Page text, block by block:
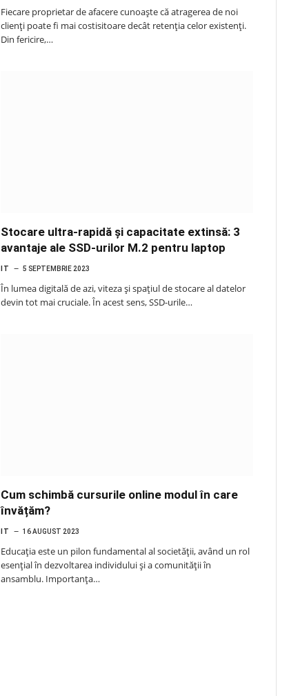
Fiecare proprietar de afacere cunoaște că atragerea de noi
clienți poate fi mai costisitoare decât retenția celor existenți.
Din fericire,…
Stocare ultra-rapidă și capacitate extinsă: 3
avantaje ale SSD-urilor M.2 pentru laptop
IT 5 SEPTEMBRIE 2023
În lumea digitală de azi, viteza și spațiul de stocare al datelor
devin tot mai cruciale. În acest sens, SSD-urile…
Cum schimbă cursurile online modul în care
învățăm?
IT 16 AUGUST 2023
Educația este un pilon fundamental al societății, având un rol
esențial în dezvoltarea individului și a comunității în
ansamblu. Importanța…